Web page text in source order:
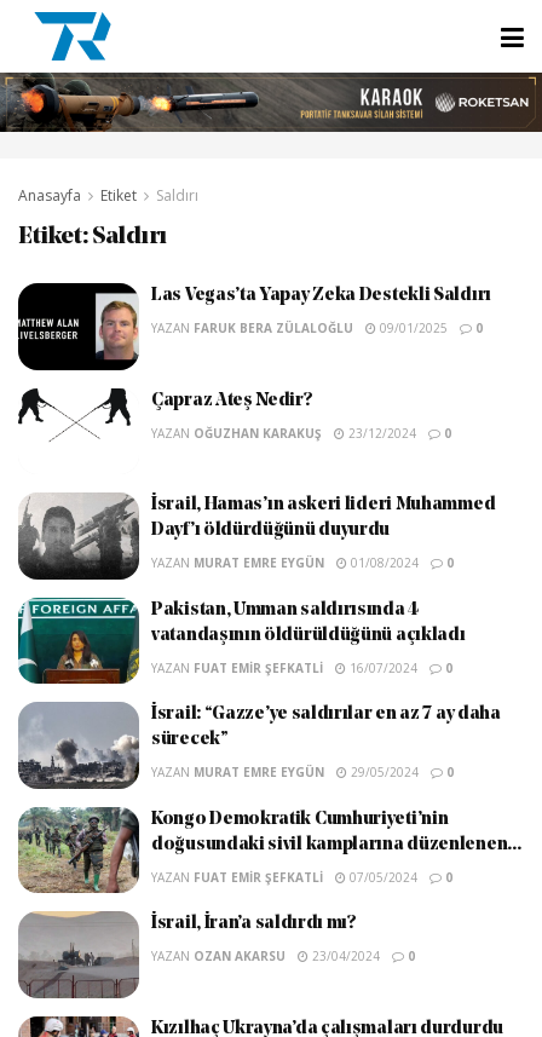
Anasayfa Etiket Saldırı
Etiket: Saldırı
Las Vegas’ta Yapay Zeka Destekli Saldırı
YAZAN FARUK BERA ZÜLALOĞLU 09/01/2025 0
Çapraz Ateş Nedir?
YAZAN OĞUZHAN KARAKUŞ 23/12/2024 0
İsrail, Hamas’ın askeri lideri Muhammed
Dayf’ı öldürdüğünü duyurdu
YAZAN MURAT EMRE EYGÜN 01/08/2024 0
Pakistan, Umman saldırısında 4
vatandaşının öldürüldüğünü açıkladı
YAZAN FUAT EMIR ŞEFKATLI 16/07/2024 0
İsrail: “Gazze’ye saldırılar en az 7 ay daha
sürecek”
YAZAN MURAT EMRE EYGÜN 29/05/2024 0
Kongo Demokratik Cumhuriyeti’nin
doğusundaki sivil kamplarına düzenlenen...
YAZAN FUAT EMIR ŞEFKATLI 07/05/2024 0
İsrail, İran’a saldırdı mı?
YAZAN OZAN AKARSU 23/04/2024 0
Kızılhaç Ukrayna’da çalışmaları durdurdu